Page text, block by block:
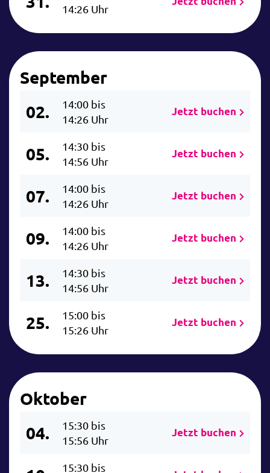
14:26 Uhr
September
02.
14:00 bis
14:26 Uhr
Jetzt buchen
05.
14:30 bis
14:56 Uhr
Jetzt buchen
07.
14:00 bis
14:26 Uhr
Jetzt buchen
09.
14:00 bis
14:26 Uhr
Jetzt buchen
13.
14:30 bis
14:56 Uhr
Jetzt buchen
25.
15:00 bis
15:26 Uhr
Jetzt buchen
Oktober
04.
15:30 bis
15:56 Uhr
Jetzt buchen
15:30 bis